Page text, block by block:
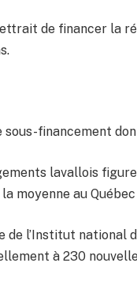
de financer la
sous-financement
lavallois
moyenne au
de l’Institut national
à 230